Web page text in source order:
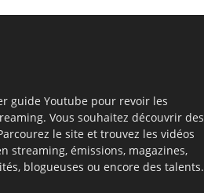
guide Youtube pour revoir les
Vous souhaitez découvrir des
le site et trouvez les vidéos
streaming, émissions, magazines,
blogueuses ou encore des talents.